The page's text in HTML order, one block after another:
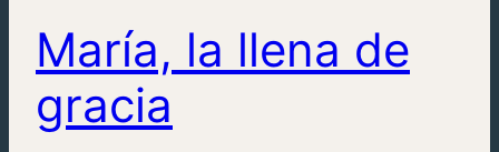
María, la llena de
gracia